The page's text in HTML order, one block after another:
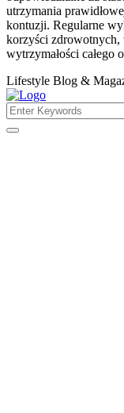
utrzymania
kontuzji. Regularne
korzyści zdrowotnych,
wytrzymałości
Lifestyle Blog &